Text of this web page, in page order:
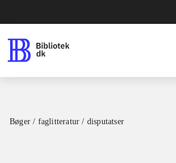
Bøger / faglitteratur / disputatser